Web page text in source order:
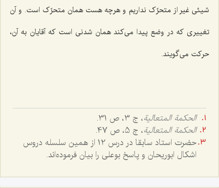
شیئی غیر از متحرِّک نداریم و هرچه هست همان متحرِّک است. و آن
تغییری که در وضع پیدا می‌کند همان شدنی است که آقایان به آن،
حرکت می‌گویند.
الحکمة المتعالیة، ج 3، ص 31.
الحکمة المتعالیة، ج 5، ص 47.
حضرت استاد سابقا در درس 12 از همین سلسله دروس
اشکال ابوریحان و پاسخ بوعلی را بیان فرموده‌اند.